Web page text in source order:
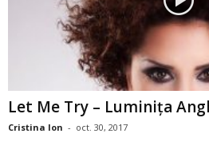
Let Me Try – Luminiţa
Cristina Ion - oct. 30, 2017